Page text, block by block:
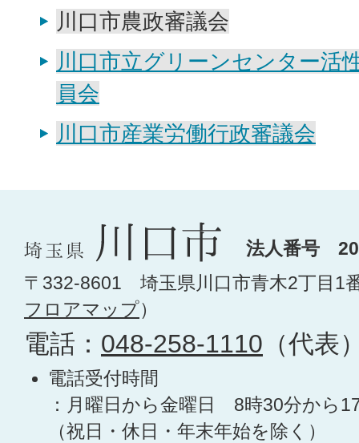
川口市農政審議会
川口市立グリーンセンター活
員会
川口市産業労働行政審議会
法人番号
〒332-8601 埼玉県川口市青木2丁目1
フロアマップ）
電話： 048-258-1110 （代表
電話受付時間
：月曜日から金曜日 8時30分から
（祝日・休日・年末年始を除く）